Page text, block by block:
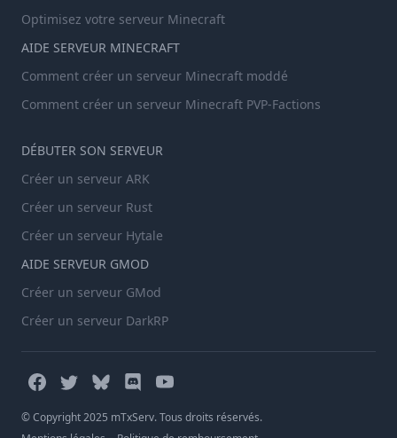
Optimisez votre serveur Minecraft
AIDE SERVEUR MINECRAFT
Comment créer un serveur Minecraft moddé
Comment créer un serveur Minecraft PVP-Factions
DÉBUTER SON SERVEUR
Créer un serveur ARK
Créer un serveur Rust
Créer un serveur Hytale
AIDE SERVEUR GMOD
Créer un serveur GMod
Créer un serveur DarkRP
© Copyright 2025 mTxServ. Tous droits réservés.